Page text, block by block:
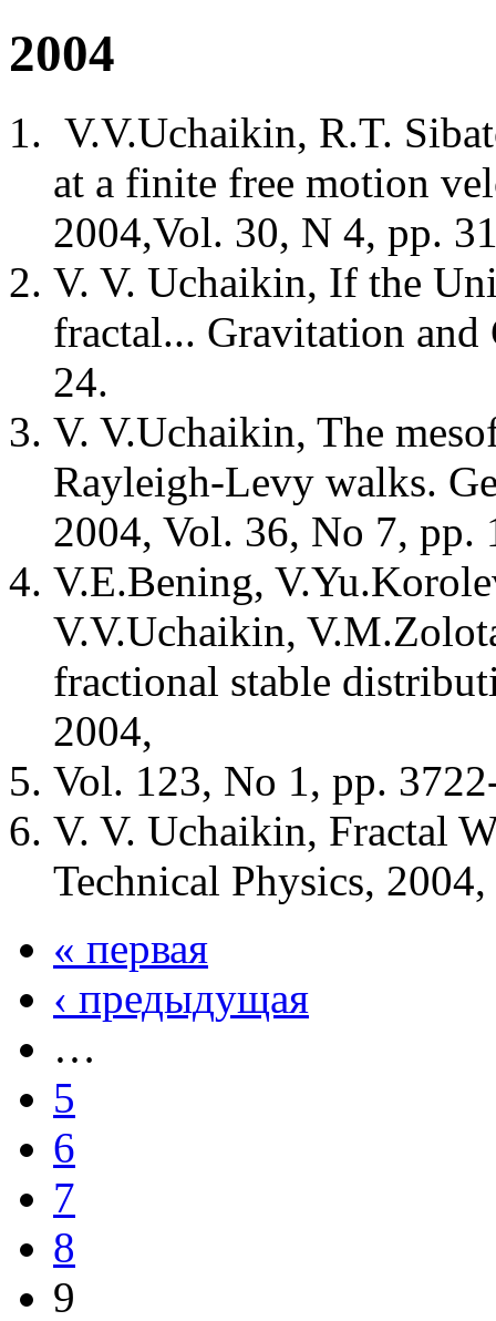
2004
V.V.Uchaikin, R.T.
at a finite free motion
2004,Vol. 30, N 4, pp.
V. V. Uchaikin, If the
fractal... Gravitation
24.
V. V.Uchaikin, The
Rayleigh-Levy walks.
2004, Vol. 36, No 7, pp.
V.E.Bening,
V.V.Uchaikin,
fractional stable
2004,
Vol. 123, No 1, pp.
V. V. Uchaikin, Fractal
Technical Physics,
« первая
‹ предыдущая
…
5
6
7
8
9